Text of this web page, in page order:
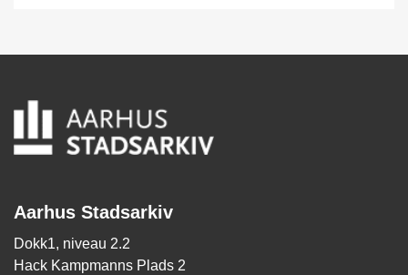
Aarhus Stadsarkiv
Dokk1, niveau 2.2
Hack Kampmanns Plads 2